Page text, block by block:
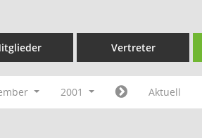
Vertreter
2001 Aktuell